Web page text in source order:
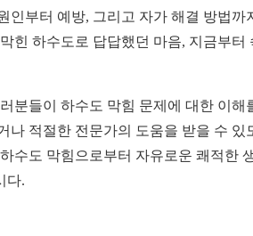
인부터 예방, 그리고 자가 해결 방법까
힌 하수도로 답답했던 마음, 지금부터
분들이 하수도 막힘 문제에 대한 이해
나 적절한 전문가의 도움을 받을 수 있
수도 막힘으로부터 자유로운 쾌적한
다.